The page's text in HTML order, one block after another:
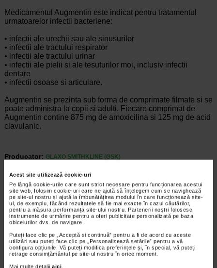
Acest site utilizează cookie-uri
Pe lângă cookie-urile care sunt strict necesare pentru funcționarea acestui
site web, folosim cookie-uri care ne ajută să înțelegem cum se navighează
pe site-ul nostru și ajută la îmbunătățirea modului în care funcționează site-
ul, de exemplu, făcând rezultatele să fie mai exacte în cazul căutărilor,
pentru a măsura performanța site-ului nostru. Partenerii noștri folosesc
instrumente de urmărire pentru a oferi publicitate personalizată pe baza
obiceiurilor dvs. de navigare.
Puteți face clic pe „Acceptă si continuă” pentru a fi de acord cu aceste
utilizări sau puteți face clic pe „Personalizează setările” pentru a vă
configura opțiunile. Vă puteți modifica preferințele și, în special, vă puteți
retrage consimțământul pe site-ul nostru în orice moment.
Mai multe detalii aici.
Medicamentul Augmentin este indicat pentru tratamentul
urmatoarelor infectii bacteriene:
• infectii ale urechii sau ale sinusurilor
• infectii ale tractului respirator
• infectii ale tractului urinar
• infectii ale pielii si ale tesuturilor moi, inclusiv infectii
dentare
• infectii osoase si articulare.
Augmentin se prezinta sub forma de comprimate filmate si se
poate administra la copii si adulti. Fiecare comprimat de
Augmentin contine 875 mg de amoxicilina si 125 mg de acid
clavulanic.
Producator: GLAXO SMITHKLINE (GSK)
CELE MAI RECENTE ARTICOLE
Cum sa va dezvoltati inteligenta emotionala:
metode prin care va puteti imbunatati EQ-ul
Boli neurologice si psihice
Inteligenta emotionala (EQ) se refera la
capacitatea de a identifica si gestiona
propriile emotii, precum si emotiile celorlalti.
In general, se spune ca inteligenta
emotionala cuprinde cateva abilitati:…